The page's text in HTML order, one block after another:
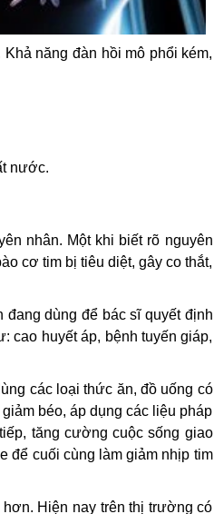
năng đàn hồi mô phổi kém,
nước.
nhân. Một khi biết rõ nguyên
cơ tim bị tiêu diệt, gây co thắt,
đang dùng để bác sĩ quyết định
cao huyết áp, bệnh tuyến giáp,
các loại thức ăn, đồ uống có
béo, áp dụng các liệu pháp
tăng cường cuộc sống giao
để cuối cùng làm giảm nhịp tim
Hiện nay trên thị trường có